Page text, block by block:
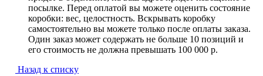
посылке. Перед оплатой вы можете оценить состояние
коробки: вес, целостность. Вскрывать коробку
самостоятельно вы можете только после оплаты заказа.
Один заказ может содержать не больше 10 позиций и
его стоимость не должна превышать 100 000 р.
Назад к списку